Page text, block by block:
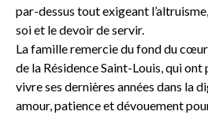
par-dessus tout exigeant
soi et le devoir de servir.
La famille remercie du fond du
de la Résidence Saint-Louis, qui ont
vivre ses dernières années dans la
amour, patience et dévouement